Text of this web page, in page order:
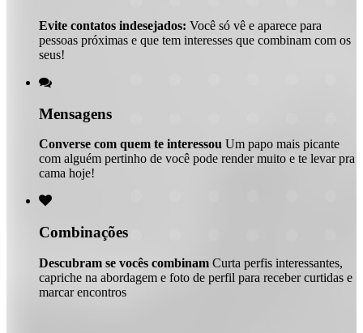
Evite contatos indesejados: Você só vê e aparece para
pessoas próximas e que tem interesses que combinam com os
seus!

Mensagens
Converse com quem te interessou Um papo mais picante
com alguém pertinho de você pode render muito e te levar pra
cama hoje!

Combinações
Descubram se vocês combinam Curta perfis interessantes,
capriche na abordagem e foto de perfil para receber curtidas e
marcar encontros